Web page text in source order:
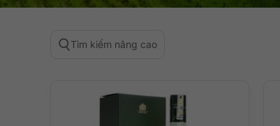
Tìm kiếm nâng cao